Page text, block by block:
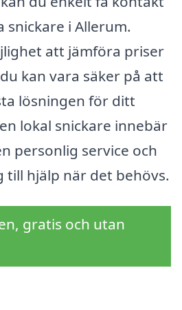
i Allerum.
att jämföra priser
kan vara säker på att
lösningen för ditt
lokal snickare innebär
personlig service och
till hjälp när det behövs.
gratis och utan